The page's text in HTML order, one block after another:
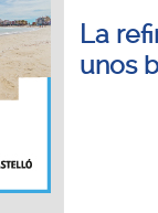
La
unos